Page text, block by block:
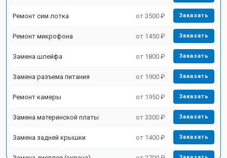
Ремонт сим лотка от 3500 ₽ Заказать
Ремонт микрофона от 1450 ₽ Заказать
Замена шлейфа от 1800 ₽ Заказать
Замена разъема питания от 1900 ₽ Заказать
Ремонт камеры от 1950 ₽ Заказать
Замена материнской платы от 3300 ₽ Заказать
Замена задней крышки от 1400 ₽ Заказать